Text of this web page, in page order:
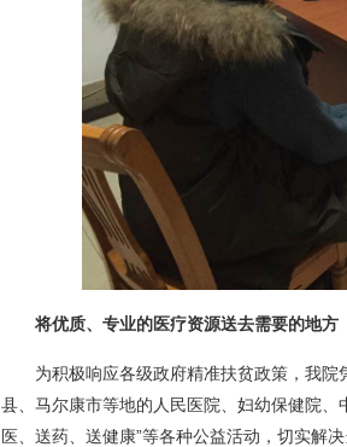
将优质、专业的医疗资源送去需要的地方
为积极响应各级政府精准扶贫政策，我
县、马尔康市等地的人民医院、妇幼保健院
医、送药、送健康”等各种公益活动，切实解